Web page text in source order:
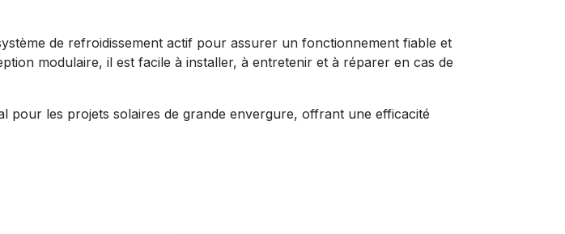
de refroidissement actif pour assurer un fonctionnement fiable et
modulaire, il est facile à installer, à entretenir et à réparer en cas de
les projets solaires de grande envergure, offrant une efficacité